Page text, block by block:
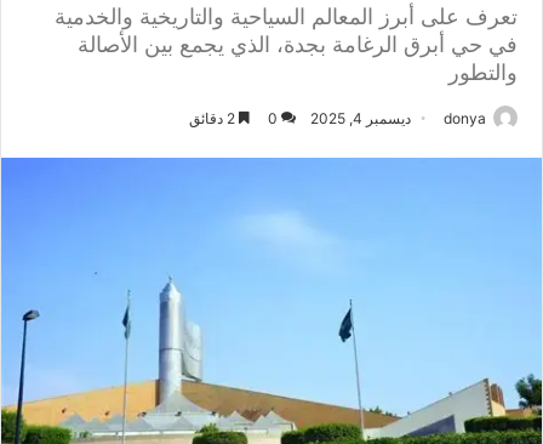
تعرف على أبرز المعالم السياحية والتاريخية والخدمية
في حي أبرق الرغامة بجدة، الذي يجمع بين الأصالة
والتطور
donya ديسمبر 4, 2025 0